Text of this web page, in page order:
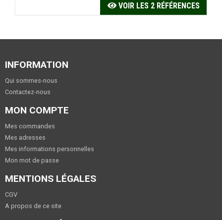
VOIR LES 2 RÉFÉRENCES
INFORMATION
Qui sommes-nous
Contactez-nous
MON COMPTE
Mes commandes
Mes adresses
Mes informations personnelles
Mon mot de passe
MENTIONS LÉGALES
CGV
A propos de ce site